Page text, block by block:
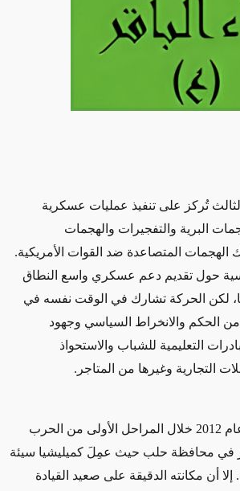
تُركز على تنفيذ عمليات عسكرية
البرية والتفجيرات والهجمات
الهجمات المتصاعدة ضد القوات الأمريكية.
حول تقديم دعم عسكري واسع النطاق
لكن الحركة تشارك في الوقت نفسه في
الحكم والانخراط السياسي وجهود
التعليمية للشباب والاستحواذ
التجارية وغيرها من المتاجر.
تأسس هذا اللواء في عام 2012 خلال المراحل الأولى من الحرب
في محافظة حلب حيث عمِلَ كميليشيا سيئة
إلا أن مكانته الدقيقة على صعيد القيادة